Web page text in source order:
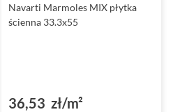
Navarti Marmoles MIX płytka
ścienna 33.3x55
36,53 zł/m²